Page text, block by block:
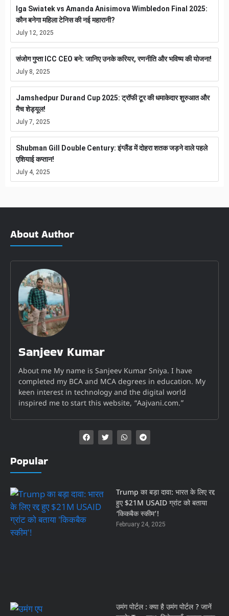
Iga Swiatek vs Amanda Anisimova Wimbledon Final 2025:
कौन बनेगा महिला टेनिस की नई महारानी?
July 12, 2025
संजोग गुप्ता ICC CEO बने: जानिए उनके करियर, रणनीति और भविष्य की योजना!
July 8, 2025
Jamshedpur Durand Cup 2025: ट्रॉफी टूर की धमाकेदार शुरुआत और
मैच शेड्यूल!
July 7, 2025
Shubman Gill Double Century: इंग्लैंड में दोहरा शतक जड़ने वाले पहले
एशियाई कप्तान!
July 4, 2025
About Author
Sanjeev Kumar
About me My name is Sanjeev Kumar Sniya. I have
completed my BCA and MCA degrees in education. My
keen interest in technology and the digital world
inspired me to start this website, “Aajvani.com.”
Popular
Trump का बड़ा दावा: भारत के लिए रद्द
हुए $21M USAID ग्रांट को बताया
‘किकबैक स्कीम’!
February 24, 2025
उमंग पोर्टल : क्या है उमंग पोर्टल ? जानें